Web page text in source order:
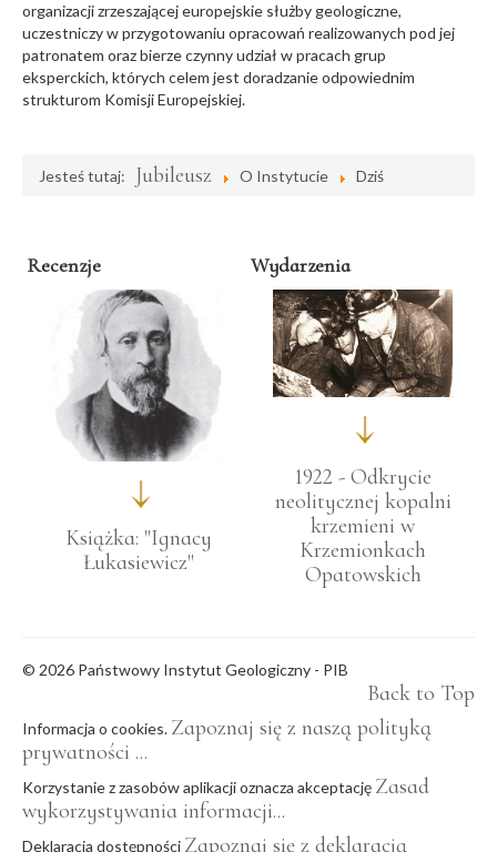
organizacji zrzeszającej europejskie służby geologiczne,
uczestniczy w przygotowaniu opracowań realizowanych pod jej
patronatem oraz bierze czynny udział w pracach grup
eksperckich, których celem jest doradzanie odpowiednim
strukturom Komisji Europejskiej.
Jesteś tutaj: Jubileusz O Instytucie Dziś
Wydarzenia
1922 - Odkrycie
neolitycznej kopalni
krzemieni w
Krzemionkach
Opatowskich
Recenzje
Książka: "Ignacy
Łukasiewicz"
Back to Top
© 2026 Państwowy Instytut Geologiczny - PIB
Informacja o cookies. Zapoznaj się z naszą polityką
prywatności ...
Korzystanie z zasobów aplikacji oznacza akceptację Zasad
wykorzystywania informacji...
Deklaracja dostępności Zapoznaj się z deklaracją